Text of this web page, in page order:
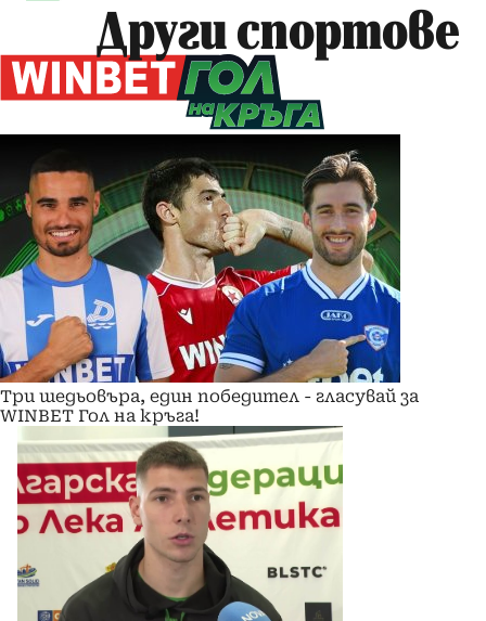
Други спортове
Три шедьовъра, един победител - гласувай за
WINBET Гол на кръга!